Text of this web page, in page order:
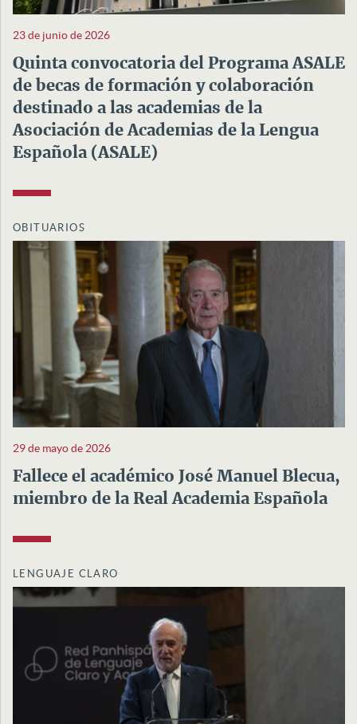
23 de junio de 2026
Quinta convocatoria del Programa ASALE
de becas de formación y colaboración
destinado a las academias de la
Asociación de Academias de la Lengua
Española (ASALE)
OBITUARIOS
29 de mayo de 2026
Fallece el académico José Manuel Blecua,
miembro de la Real Academia Española
LENGUAJE CLARO